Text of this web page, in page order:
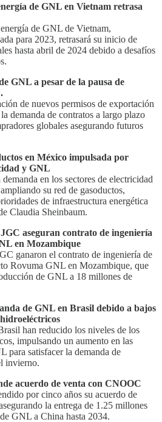
de GNL en Vietnam retrasa
de GNL de Vietnam,
para 2023, retrasará su inicio de
hasta abril de 2024 debido a desafíos
GNL a pesar de la pausa de
de nuevos permisos de exportación
demanda de contratos a largo plazo
globales asegurando futuros
en México impulsada por
y GNL
en los sectores de electricidad
su red de gasoductos,
de infraestructura energética
Claudia Sheinbaum.
aseguran contrato de ingeniería
en Mozambique
ganaron el contrato de ingeniería de
Rovuma GNL en Mozambique, que
de GNL a 18 millones de
de GNL en Brasil debido a bajos
han reducido los niveles de los
impulsando un aumento en las
para satisfacer la demanda de
invierno.
acuerdo de venta con CNOOC
por cinco años su acuerdo de
la entrega de 1.25 millones
GNL a China hasta 2034.